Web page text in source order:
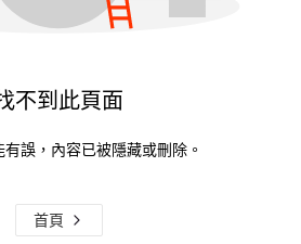
不到此頁面
誤，內容已被隱藏或刪除。
首頁